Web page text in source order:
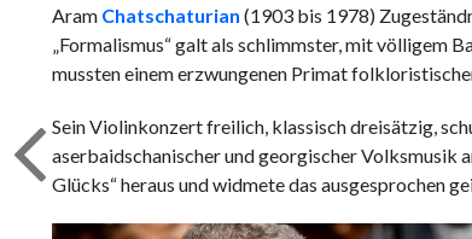
Aram Chatschaturian (1903 bis 1978)
„Formalismus“ galt als schlimmster, mit völligem
mussten einem erzwungenen Primat
Sein Violinkonzert freilich, klassisch dreisätzig,
aserbaidschanischer und georgischer Volksmusik
Glücks“ heraus und widmete das ausgesprochen